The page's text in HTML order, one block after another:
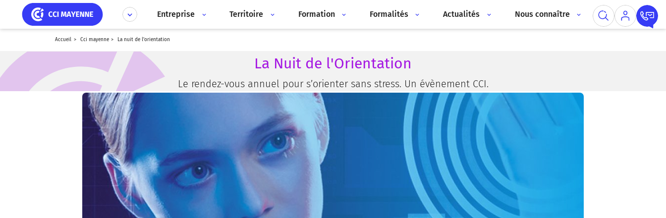
contenu
principal
Entreprise Territoire Formation Formalités Actualités Nous connaître
accueil cci mayenne la nuit de l'orientation
La Nuit de l'Orientation
Le rendez-vous annuel pour s’orienter sans stress. Un évènement CCI.
Panneau de gestion des cookies